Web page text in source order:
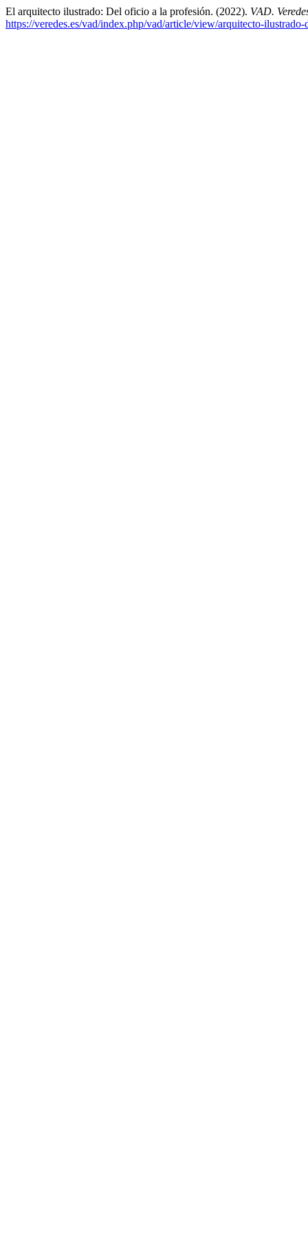
El arquitecto ilustrado: Del oficio a la profesión. (2022). VAD.
https://veredes.es/vad/index.php/vad/article/view/arquitecto-